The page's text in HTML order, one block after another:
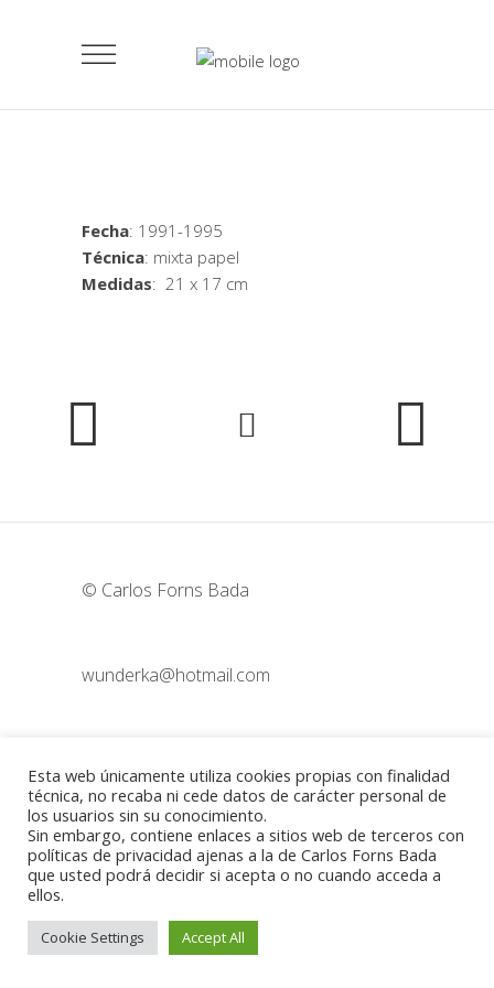
Fecha: 1991-1995
Técnica: mixta papel
Medidas: 21 x 17 cm
© Carlos Forns Bada
wunderka@hotmail.com
Política de cookies-Aviso legal
Esta web únicamente utiliza cookies propias con finalidad
técnica, no recaba ni cede datos de carácter personal de
los usuarios sin su conocimiento.
Sin embargo, contiene enlaces a sitios web de terceros con
políticas de privacidad ajenas a la de Carlos Forns Bada
que usted podrá decidir si acepta o no cuando acceda a
ellos.
Cookie Settings Accept All